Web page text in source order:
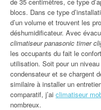
blocs. Dans ce type
d’un volume et trouvent les
déshumidificateur. Avec
climatiseur panasonic timer
les occupants du fait le
utilisation. Soit pour un
condensateur et se chargent
similaire à installer un
comparatif, j’ai climatiseur
nombreux.